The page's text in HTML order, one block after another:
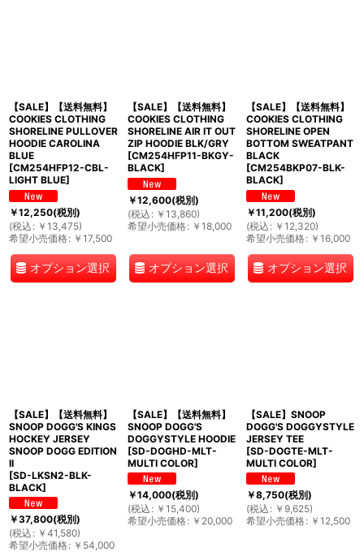
【SALE】【送料無料】
COOKIES CLOTHING
SHORELINE PULLOVER
HOODIE CAROLINA
BLUE
[CM254HFP12-CBL-
LIGHT BLUE]
￥12,250(税別)
(税込 : ￥ 13,475)
希望小売価格: ￥ 17,500
オプション選択
【SALE】【送料無料】
COOKIES CLOTHING
SHORELINE AIR IT OUT
ZIP HOODIE BLK/GRY
[CM254HFP11-BKGY-
BLACK]
￥12,600(税別)
(税込 : ￥ 13,860)
希望小売価格: ￥ 18,000
オプション選択
【SALE】【送料無料】
COOKIES CLOTHING
SHORELINE OPEN
BOTTOM SWEATPANT
BLACK
[CM254BKP07-BLK-
BLACK]
￥11,200(税別)
(税込 : ￥ 12,320)
希望小売価格: ￥ 16,000
オプション選択
【SALE】【送料無料】
SNOOP DOGG'S KINGS
HOCKEY JERSEY
SNOOP DOGG EDITION
II
[SD-LKSN2-BLK-
BLACK]
￥37,800(税別)
(税込 : ￥ 41,580)
希望小売価格: ￥ 54,000
【SALE】【送料無料】
SNOOP DOGG'S
DOGGYSTYLE HOODIE
[SD-DOGHD-MLT-
MULTI COLOR]
￥14,000(税別)
(税込 : ￥ 15,400)
希望小売価格: ￥ 20,000
【SALE】SNOOP
DOGG'S DOGGYSTYLE
JERSEY TEE
[SD-DOGTE-MLT-
MULTI COLOR]
￥8,750(税別)
(税込 : ￥ 9,625)
希望小売価格: ￥ 12,500